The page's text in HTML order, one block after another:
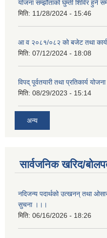
योजना सम्झौताको घुम्ती शिविर हुने
मिति: 11/28/2024 - 15:46
आ व २०८१/०८२ को बजेट तथा
मिति: 07/12/2024 - 18:08
विपद् पूर्वतयारी तथा प्रतिकार्य
मिति: 08/29/2023 - 15:14
अन्य
सार्वजनिक खरिद/
नदिजन्य पदार्थको उत्खनन् तथा
सुचना ।।।
मिति: 06/16/2026 - 18:26